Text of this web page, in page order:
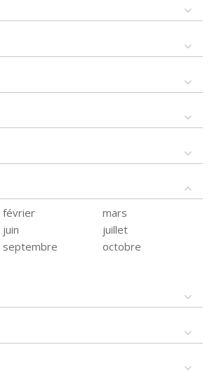
février
mars
juin
juillet
septembre
octobre